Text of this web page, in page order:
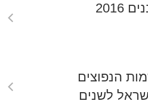
הנפוצים
לשנים